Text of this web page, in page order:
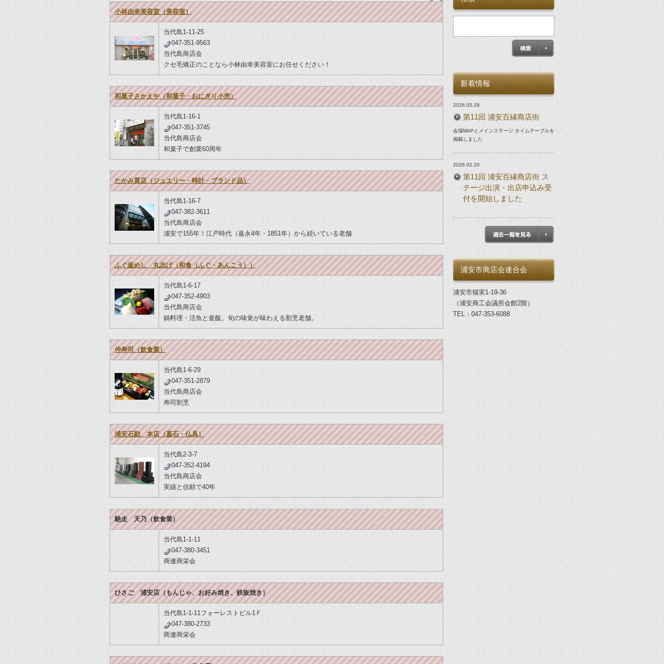
小林由幸美容室（美容室）
当代島1-11-25
047-351-9563
当代島商店会
クセ毛矯正のことなら小林由幸美容室にお任せください！
和菓子さかえや（和菓子・おにぎり小売）
当代島1-16-1
047-351-3745
当代島商店会
和菓子で創業60周年
たかみ質店（ジュエリー・時計・ブランド品）
当代島1-16-7
047-382-3611
当代島商店会
浦安で155年！江戸時代（嘉永4年・1851年）から続いている老舗
ふぐ釜めし 丸志げ（和食（ふぐ・あんこう））
当代島1-6-17
047-352-4903
当代島商店会
鍋料理・活魚と釜飯。旬の味覚が味わえる割烹老舗。
仲寿司（飲食業）
当代島1-6-29
047-351-2879
当代島商店会
寿司割烹
浦安石勘 本店（墓石・仏具）
当代島2-3-7
047-352-4194
当代島商店会
実績と信頼で40年
馳走 天乃（飲食業）
当代島1-1-11
047-380-3451
商連商栄会
ひさご 浦安店（もんじゃ、お好み焼き、鉄板焼き）
当代島1-1-11フォーレストビル1Ｆ
047-380-2733
商連商栄会
新着情報
2026.05.29
第11回 浦安百縁商店街
会場MAPとメインステージ タイムテーブルを
掲載しました
2026.02.20
第11回 浦安百縁商店街 ス
テージ出演・出店申込み受
付を開始しました
浦安市商店会連合会
浦安市猫実1-19-36
（浦安商工会議所会館2階）
TEL：047-353-6088